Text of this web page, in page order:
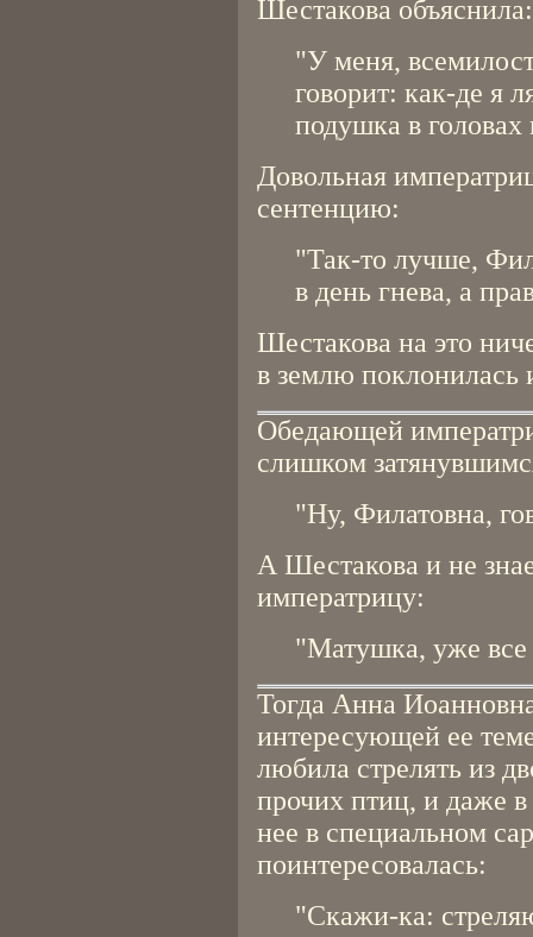
Шестакова объяснила:
"У меня,
говорит: как-де я
подушка в головах
Довольная
сентенцию:
"Так-то лучше,
в день гнева, а
Шестакова на это
в землю поклонилась
Обедающей
слишком
"Ну, Филатовна,
А Шестакова и не
императрицу:
"Матушка, уже все
Тогда Анна
интересующей ее
любила стрелять из
прочих птиц, и даже
нее в специальном
поинтересовалась:
"Скажи-ка: